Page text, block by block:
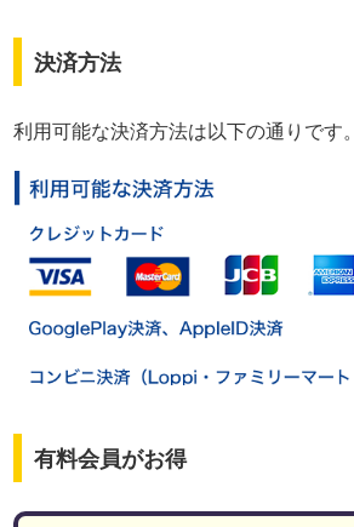
決済方法
利用可能な決済方法は以下の通りです。
有料会員がお得